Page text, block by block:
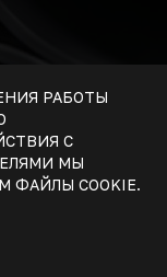
2026.
БЕЗ
ДАННЫХ
ДАННЫХ
РАБОТЫ
С
МЫ
ФАЙЛЫ COOKIE.